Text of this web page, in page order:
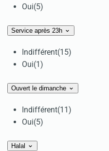
Oui(5)
Service après 23h
Indifférent(15)
Oui(1)
Ouvert le dimanche
Indifférent(11)
Oui(5)
Halal